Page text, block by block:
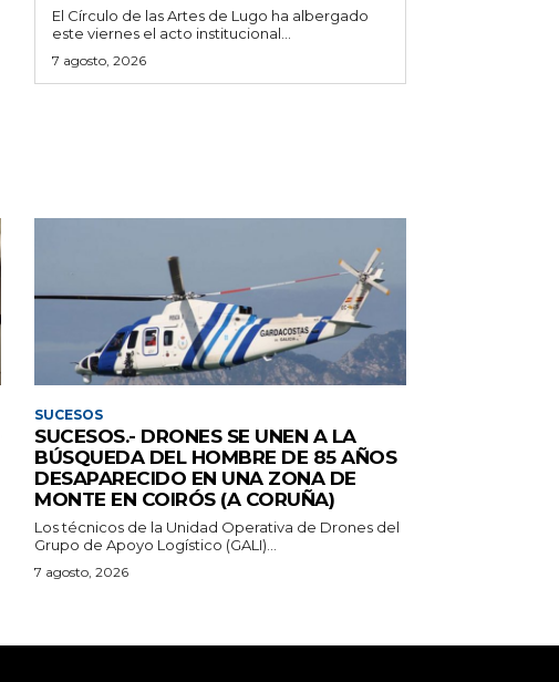
El Círculo de las Artes de Lugo ha albergado
este viernes el acto institucional...
7 agosto, 2026
SUCESOS
SUCESOS.- DRONES SE UNEN A LA
BÚSQUEDA DEL HOMBRE DE 85 AÑOS
DESAPARECIDO EN UNA ZONA DE
MONTE EN COIRÓS (A CORUÑA)
Los técnicos de la Unidad Operativa de Drones del
Grupo de Apoyo Logístico (GALI)...
7 agosto, 2026